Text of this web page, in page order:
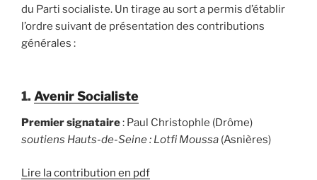
du Parti socialiste. Un tirage au sort a permis d’établir
l’ordre suivant de présentation des contributions
générales :
1. Avenir Socialiste
Premier signataire: Paul Christophle (Drôme)
soutiens Hauts-de-Seine : Lotfi Moussa (Asnières)
Lire la contribution en pdf